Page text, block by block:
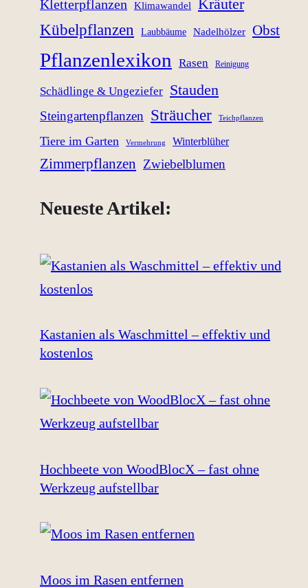
Kletterpflanzen Klimawandel Kräuter
Kübelpflanzen Laubbäume Nadelhölzer Obst
Pflanzenlexikon Rasen Reinigung
Schädlinge & Ungeziefer Stauden
Steingartenpflanzen Sträucher Teichpflanzen
Tiere im Garten Vermehrung Winterblüher
Zimmerpflanzen Zwiebelblumen
Neueste Artikel:
Kastanien als Waschmittel – effektiv und
kostenlos
Hochbeete von WoodBlocX – fast ohne
Werkzeug aufstellbar
Moos im Rasen entfernen